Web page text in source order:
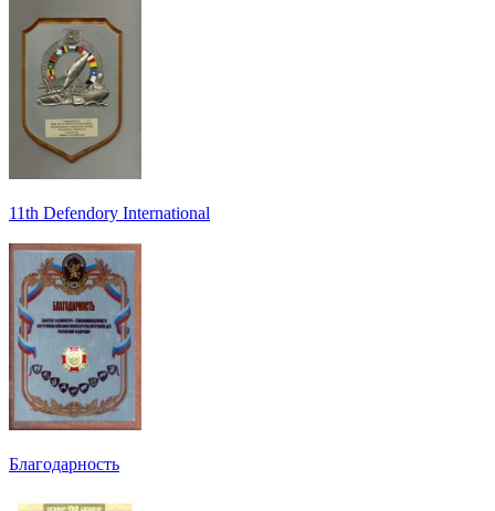
11th Defendory International
Благодарность